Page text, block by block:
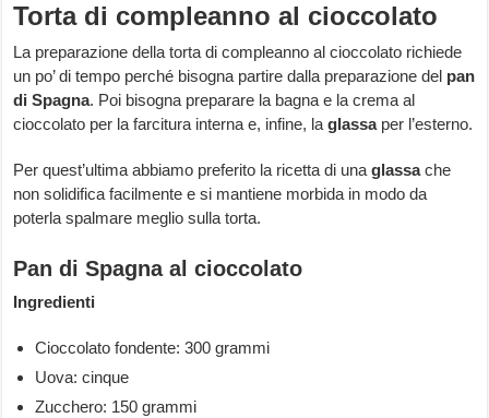
Torta di compleanno al cioccolato
La preparazione della torta di compleanno al cioccolato richiede
un po’ di tempo perché bisogna partire dalla preparazione del pan
di Spagna. Poi bisogna preparare la bagna e la crema al
cioccolato per la farcitura interna e, infine, laglassaper l’esterno.
Per quest’ultima abbiamo preferito la ricetta di unaglassache
non solidifica facilmente e si mantiene morbida in modo da
poterla spalmare meglio sulla torta.
Pan di Spagna al cioccolato
Ingredienti
Cioccolato fondente: 300 grammi
Uova: cinque
Zucchero: 150 grammi